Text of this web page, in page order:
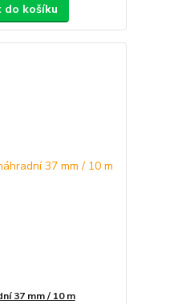
do košíku
37 mm / 10 m